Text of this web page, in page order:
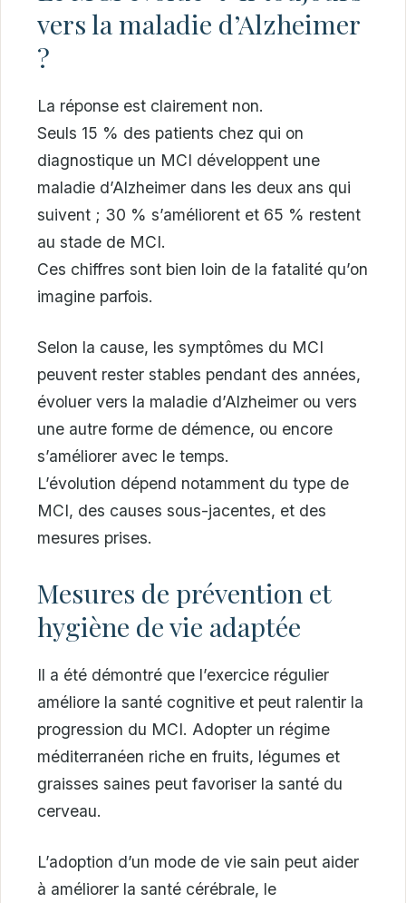
vers la maladie d’Alzheimer
?
La réponse est clairement non.
Seuls 15 % des patients chez qui on
diagnostique un MCI développent une
maladie d’Alzheimer dans les deux ans qui
suivent ; 30 % s’améliorent et 65 % restent
au stade de MCI.
Ces chiffres sont bien loin de la fatalité qu’on
imagine parfois.
Selon la cause, les symptômes du MCI
peuvent rester stables pendant des années,
évoluer vers la maladie d’Alzheimer ou vers
une autre forme de démence, ou encore
s’améliorer avec le temps.
L’évolution dépend notamment du type de
MCI, des causes sous-jacentes, et des
mesures prises.
Mesures de prévention et
hygiène de vie adaptée
Il a été démontré que l’exercice régulier
améliore la santé cognitive et peut ralentir la
progression du MCI. Adopter un régime
méditerranéen riche en fruits, légumes et
graisses saines peut favoriser la santé du
cerveau.
L’adoption d’un mode de vie sain peut aider
à améliorer la santé cérébrale, le